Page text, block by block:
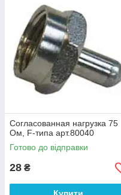
Согласованная нагрузка 75
Ом, F-типа арт.80040
Готово до відправки
28 ₴